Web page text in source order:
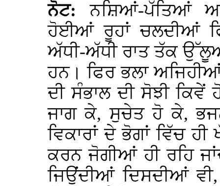
ਨੋਟ:ਨਸ਼ਿਆਂ-ਪੱਤਿਆਂ
ਹੋਈਆਂ ਰੂਹਾਂ ਚਲਦੀਆਂ
ਅੱਧੀ-ਅੱਧੀ ਰਾਤ ਤੱਕ
ਹਨ। ਫਿਰ ਭਲਾ
ਦੀ ਸੰਭਾਲ ਦੀ ਸੋਝੀ ਕਿਵੇਂ
ਜਾਗ ਕੇ, ਸੁਚੇਤ ਹੋ ਕੇ,
ਵਿਕਾਰਾਂ ਦੇ ਭੋਗਾਂ ਵਿੱਚ
ਕਰਨ ਜੋਗੀਆਂ ਹੀ ਰਹਿ
ਜਿਉਂਦੀਆਂ ਦਿਸਦੀਆਂ